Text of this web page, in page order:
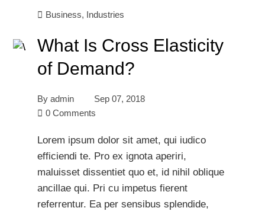
Business, Industries
What Is Cross Elasticity
of Demand?
By admin
Sep 07, 2018
0 Comments
Lorem ipsum dolor sit amet, qui iudico
efficiendi te. Pro ex ignota aperiri,
maluisset dissentiet quo et, id nihil oblique
ancillae qui. Pri cu impetus fierent
referrentur. Ea per sensibus splendide,